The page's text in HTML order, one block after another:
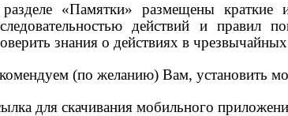
«Памятки» размещены краткие
действий и правил
знания о действиях в
(по желанию) Вам, установить
для скачивания мобильного